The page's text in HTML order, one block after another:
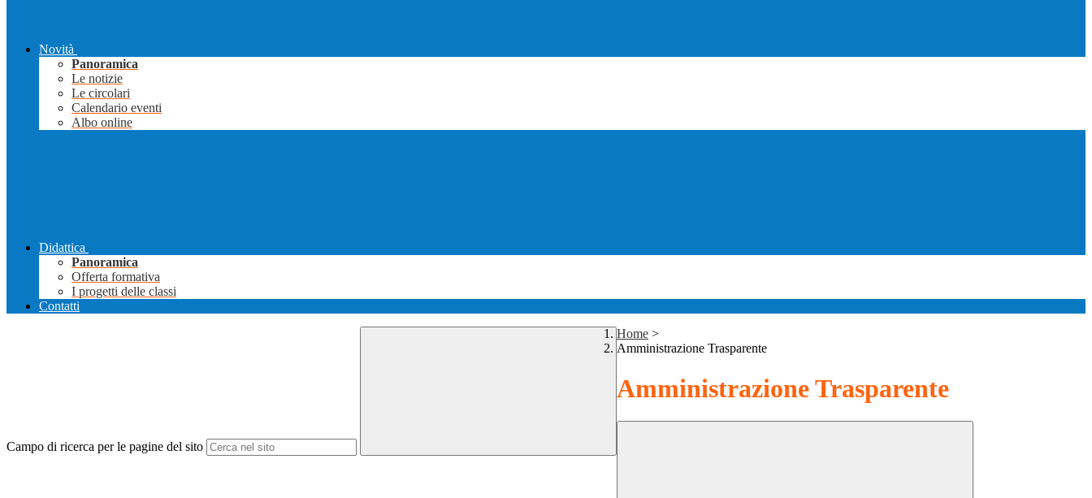
Novità
Panoramica
Le notizie
Le circolari
Calendario eventi
Albo online
Didattica
Panoramica
Offerta formativa
I progetti delle classi
Contatti
Campo di ricerca per le pagine del sito
Home >
Amministrazione Trasparente
Amministrazione Trasparente